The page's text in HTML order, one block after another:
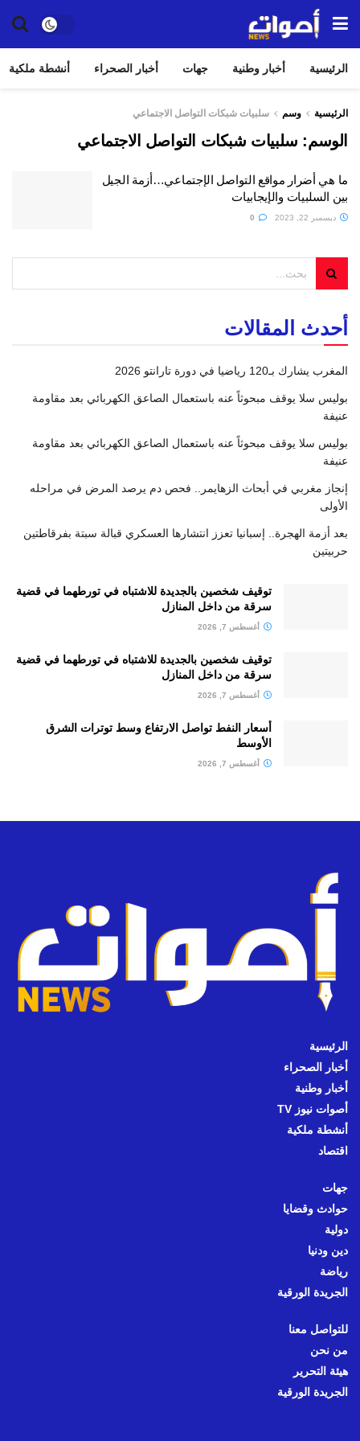
الرئيسية أخبار وطنية جهات أخبار الصحراء أنشطة ملكية
الرئيسية وسم سلبيات شبكات التواصل الاجتماعي
الوسم: سلبيات شبكات التواصل الاجتماعي
ما هي أضرار مواقع التواصل الإجتماعي…أزمة الجيل
بين السلبيات والإيجابيات
ديسمبر 22, 2023
أحدث المقالات
المغرب يشارك بـ120 رياضيا في دورة تارانتو 2026
بوليس سلا يوقف مبحوثاً عنه باستعمال الصاعق الكهربائي بعد مقاومة
عنيفة
بوليس سلا يوقف مبحوثاً عنه باستعمال الصاعق الكهربائي بعد مقاومة
عنيفة
إنجاز مغربي في أبحاث الزهايمر.. فحص دم يرصد المرض في مراحله
الأولى
بعد أزمة الهجرة.. إسبانيا تعزز انتشارها العسكري قبالة سبتة بفرقاطتين
حربيتين
توقيف شخصين بالجديدة للاشتباه في تورطهما في قضية
سرقة من داخل المنازل
أغسطس 7, 2026
توقيف شخصين بالجديدة للاشتباه في تورطهما في قضية
سرقة من داخل المنازل
أغسطس 7, 2026
أسعار النفط تواصل الارتفاع وسط توترات الشرق
الأوسط
أغسطس 7, 2026
الرئيسية
أخبار الصحراء
أخبار وطنية
أصوات نيوز TV
أنشطة ملكية
اقتصاد
جهات
حوادث وقضايا
دولية
دين ودنيا
رياضة
الجريدة الورقية
للتواصل معنا
من نحن
هيئة التحرير
الجريدة الورقية